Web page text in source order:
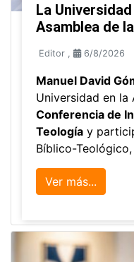
La
Asamblea de
Editor , 6/8/2026
Manuel David
Universidad en la
Conferencia de
Teología y
Bíblico-
Ver más...